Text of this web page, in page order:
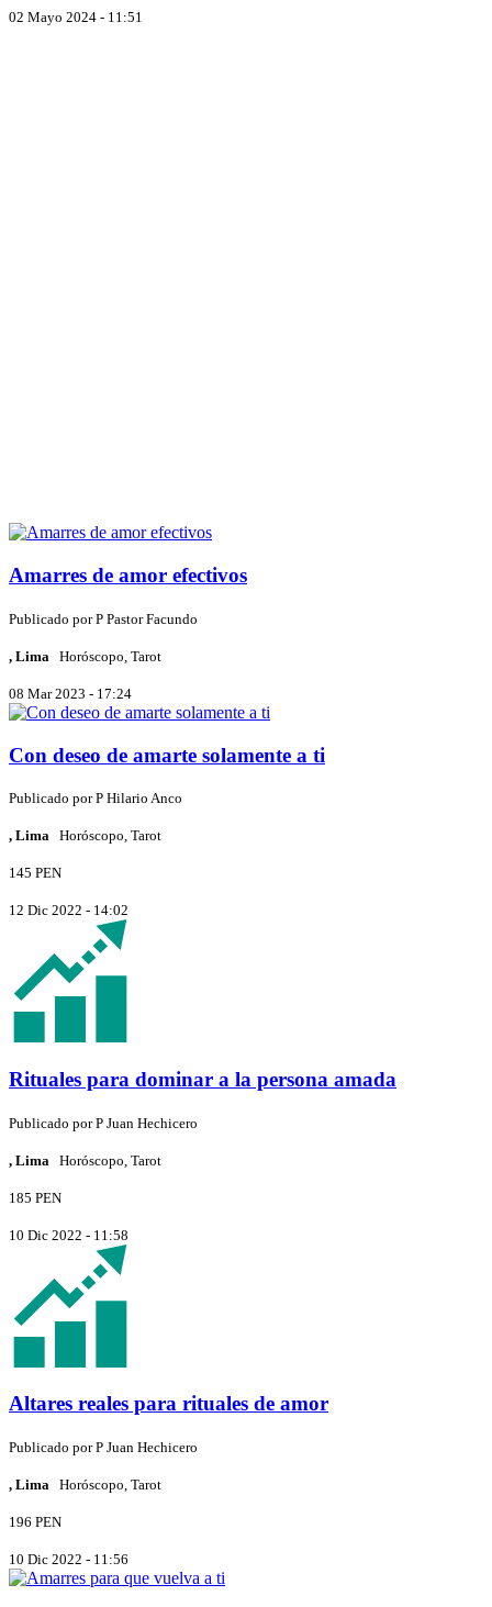
02 Mayo 2024 - 11:51
Amarres de amor efectivos
Publicado porP Pastor Facundo
, Lima Horóscopo, Tarot
08 Mar 2023 - 17:24
Con deseo de amarte solamente a ti
Publicado porP Hilario Anco
, Lima Horóscopo, Tarot
145 PEN
12 Dic 2022 - 14:02
Rituales para dominar a la persona amada
Publicado porP Juan Hechicero
, Lima Horóscopo, Tarot
185 PEN
10 Dic 2022 - 11:58
Altares reales para rituales de amor
Publicado porP Juan Hechicero
, Lima Horóscopo, Tarot
196 PEN
10 Dic 2022 - 11:56